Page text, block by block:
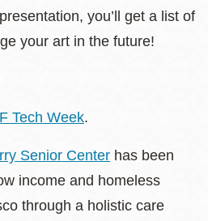
you’ll get a list of
your art in the future!
Tech Week.
Senior Center has been
income and homeless
through a holistic care